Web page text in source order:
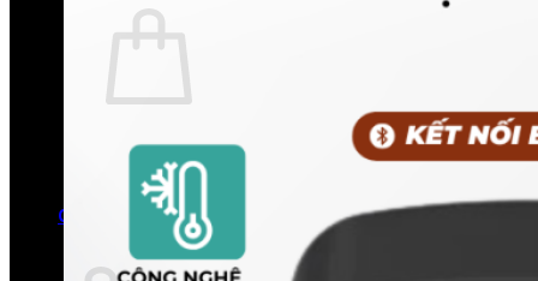
Chưa có sản phẩm trong giỏ hàng.
Quay trở lại cửa hàng
0
Giỏ hàng